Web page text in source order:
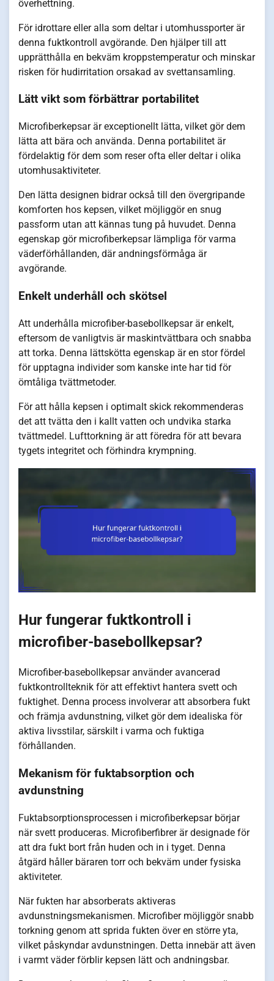
överhettning.
För idrottare eller alla som deltar i utomhussporter är
denna fuktkontroll avgörande. Den hjälper till att
upprätthålla en bekväm kroppstemperatur och minskar
risken för hudirritation orsakad av svettansamling.
Lätt vikt som förbättrar portabilitet
Microfiberkepsar är exceptionellt lätta, vilket gör dem
lätta att bära och använda. Denna portabilitet är
fördelaktig för dem som reser ofta eller deltar i olika
utomhusaktiviteter.
Den lätta designen bidrar också till den övergripande
komforten hos kepsen, vilket möjliggör en snug
passform utan att kännas tung på huvudet. Denna
egenskap gör microfiberkepsar lämpliga för varma
väderförhållanden, där andningsförmåga är
avgörande.
Enkelt underhåll och skötsel
Att underhålla microfiber-basebollkepsar är enkelt,
eftersom de vanligtvis är maskintvättbara och snabba
att torka. Denna lättskötta egenskap är en stor fördel
för upptagna individer som kanske inte har tid för
ömtåliga tvättmetoder.
För att hålla kepsen i optimalt skick rekommenderas
det att tvätta den i kallt vatten och undvika starka
tvättmedel. Lufttorkning är att föredra för att bevara
tygets integritet och förhindra krympning.
Hur fungerar fuktkontroll i
microfiber-basebollkepsar?
Microfiber-basebollkepsar använder avancerad
fuktkontrollteknik för att effektivt hantera svett och
fuktighet. Denna process involverar att absorbera fukt
och främja avdunstning, vilket gör dem idealiska för
aktiva livsstilar, särskilt i varma och fuktiga
förhållanden.
Mekanism för fuktabsorption och
avdunstning
Fuktabsorptionsprocessen i microfiberkepsar börjar
när svett produceras. Microfiberfibrer är designade för
att dra fukt bort från huden och in i tyget. Denna
åtgärd håller bäraren torr och bekväm under fysiska
aktiviteter.
När fukten har absorberats aktiveras
avdunstningsmekanismen. Microfiber möjliggör snabb
torkning genom att sprida fukten över en större yta,
vilket påskyndar avdunstningen. Detta innebär att även
i varmt väder förblir kepsen lätt och andningsbar.